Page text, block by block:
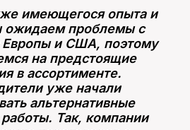
имеющегося опыта и
ожидаем проблемы с
Европы и США, поэтому
на предстоящие
в ассортименте.
уже начали
альтернативные
Так, компании